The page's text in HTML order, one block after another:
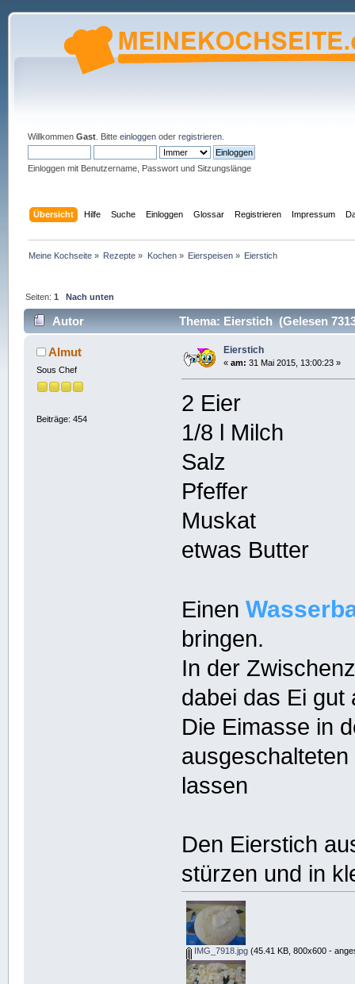
Willkommen Gast. Bitte einloggenoder registrieren.
Einloggen mit Benutzername, Passwort und Sitzungslänge
Übersicht Hilfe Suche Einloggen Glossar Registrieren Impressum
Meine Kochseite » Rezepte » Kochen» Eierspeisen » Eierstich
Seiten:1 Nach unten
Autor Thema: Eierstich (Gelesen
Almut
Sous Chef
Beiträge: 454
Eierstich
« am: 31 Mai 2015, 13:00:23 »
2 Eier
1/8 l Milch
Salz
Pfeffer
Muskat
etwas Butter
Einen
bringen.
In der
dabei das Ei gut
Die Eimasse in
lassen
Den Eierstich
stürzen und in
IMG_7918.jpg(45.41 KB, 800x600 -